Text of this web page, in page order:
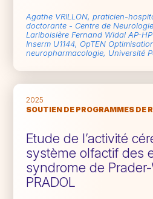
Agathe VRILLON, praticien-
doctorante - Centre de
Lariboisière Fernand Widal AP-
Inserm U1144, OpTEN
neuropharmacologie, Université
2025
SOUTIEN DE PROGRAMMES DE
Etude de l’activité
système olfactif des
syndrome de
PRADOL